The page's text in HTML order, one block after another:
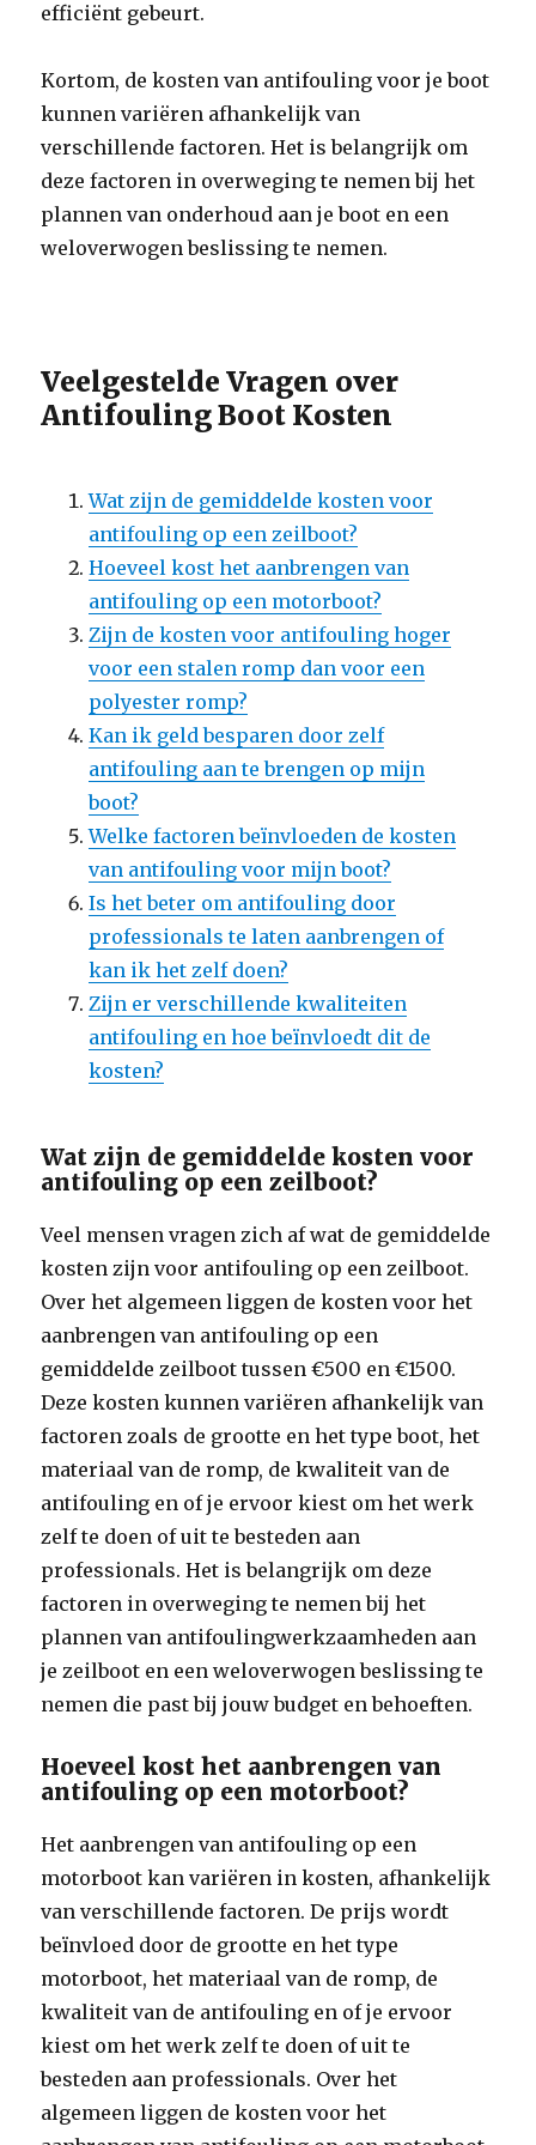
efficiënt gebeurt.
Kortom, de kosten van antifouling voor je boot
kunnen variëren afhankelijk van
verschillende factoren. Het is belangrijk om
deze factoren in overweging te nemen bij het
plannen van onderhoud aan je boot en een
weloverwogen beslissing te nemen.
Veelgestelde Vragen over
Antifouling Boot Kosten
Wat zijn de gemiddelde kosten voor
antifouling op een zeilboot?
Hoeveel kost het aanbrengen van
antifouling op een motorboot?
Zijn de kosten voor antifouling hoger
voor een stalen romp dan voor een
polyester romp?
Kan ik geld besparen door zelf
antifouling aan te brengen op mijn
boot?
Welke factoren beïnvloeden de kosten
van antifouling voor mijn boot?
Is het beter om antifouling door
professionals te laten aanbrengen of
kan ik het zelf doen?
Zijn er verschillende kwaliteiten
antifouling en hoe beïnvloedt dit de
kosten?
Wat zijn de gemiddelde kosten voor
antifouling op een zeilboot?
Veel mensen vragen zich af wat de gemiddelde
kosten zijn voor antifouling op een zeilboot.
Over het algemeen liggen de kosten voor het
aanbrengen van antifouling op een
gemiddelde zeilboot tussen €500 en €1500.
Deze kosten kunnen variëren afhankelijk van
factoren zoals de grootte en het type boot, het
materiaal van de romp, de kwaliteit van de
antifouling en of je ervoor kiest om het werk
zelf te doen of uit te besteden aan
professionals. Het is belangrijk om deze
factoren in overweging te nemen bij het
plannen van antifoulingwerkzaamheden aan
je zeilboot en een weloverwogen beslissing te
nemen die past bij jouw budget en behoeften.
Hoeveel kost het aanbrengen van
antifouling op een motorboot?
Het aanbrengen van antifouling op een
motorboot kan variëren in kosten, afhankelijk
van verschillende factoren. De prijs wordt
beïnvloed door de grootte en het type
motorboot, het materiaal van de romp, de
kwaliteit van de antifouling en of je ervoor
kiest om het werk zelf te doen of uit te
besteden aan professionals. Over het
algemeen liggen de kosten voor het